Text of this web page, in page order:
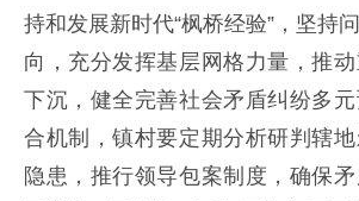
持和发展新时代“枫桥经验”，坚持
向，充分发挥基层网格力量，推
下沉，健全完善社会矛盾纠纷多
合机制，镇村要定期分析研判辖
隐患，推行领导包案制度，确保矛